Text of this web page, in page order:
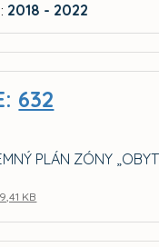
2018 - 2022
632
PLÁN ZÓNY
KB